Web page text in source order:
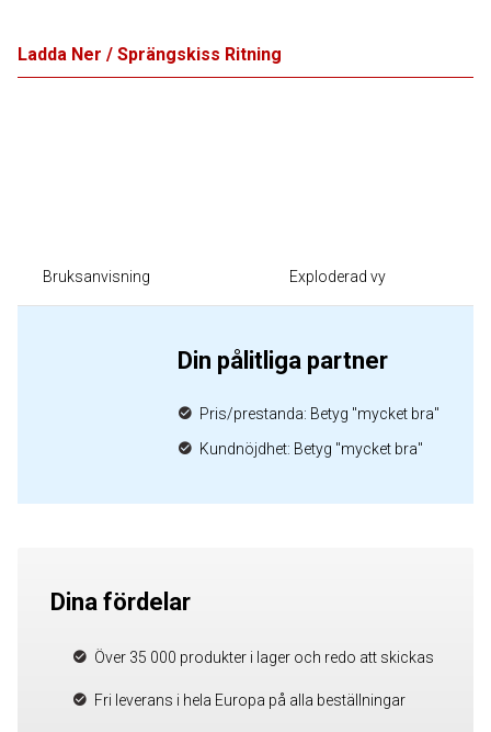
Ladda Ner / Sprängskiss Ritning
Bruksanvisning Exploderad vy
Din pålitliga partner
Pris/prestanda: Betyg "mycket bra"
Kundnöjdhet: Betyg "mycket bra"
Dina fördelar
Över 35 000 produkter i lager och redo att skickas
Fri leverans i hela Europa på alla beställningar